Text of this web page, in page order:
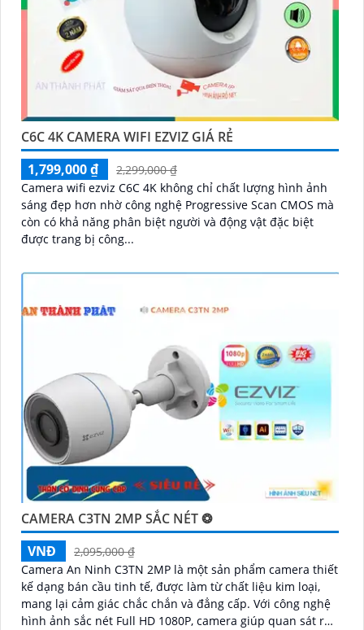
C6C 4K CAMERA WIFI EZVIZ GIÁ RẺ
1,799,000 ₫
2,299,000 ₫
Camera wifi ezviz C6C 4K không chỉ chất lượng hình ảnh
sáng đẹp hơn nhờ công nghệ Progressive Scan CMOS mà
còn có khả năng phân biệt người và động vật đặc biệt
được trang bị công...
CAMERA C3TN 2MP SẮC NÉT ❂
VNĐ
2,095,000 ₫
Camera An Ninh C3TN 2MP là một sản phẩm camera thiết
kế dạng bán cầu tinh tế, được làm từ chất liệu kim loại,
mang lại cảm giác chắc chắn và đẳng cấp. Với công nghệ
hình ảnh sắc nét Full HD 1080P, camera giúp quan sát rõ